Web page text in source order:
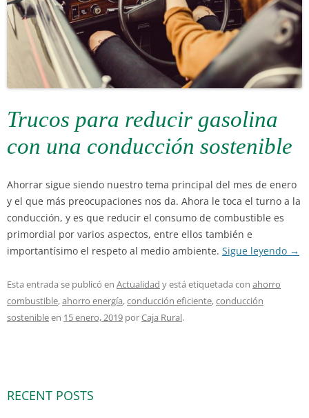
Trucos para reducir gasolina
con una conducción sostenible
Ahorrar sigue siendo nuestro tema principal del mes de enero
y el que más preocupaciones nos da. Ahora le toca el turno a la
conducción, y es que reducir el consumo de combustible es
primordial por varios aspectos, entre ellos también e
importantísimo el respeto al medio ambiente. Sigue leyendo →
Esta entrada se publicó en Actualidad y está etiquetada con ahorro
combustible,ahorro energía,conducción eficiente,conducción
sostenibleen 15 enero, 2019 porCaja Rural.
RECENT POSTS